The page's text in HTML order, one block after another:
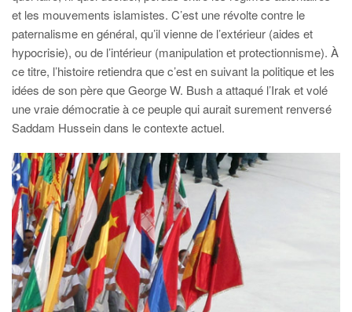
et les mouvements islamistes. C’est une révolte contre le
paternalisme en général, qu’il vienne de l’extérieur (aides et
hypocrisie), ou de l’intérieur (manipulation et protectionnisme). À
ce titre, l’histoire retiendra que c’est en suivant la politique et les
idées de son père que George W. Bush a attaqué l’Irak et volé
une vraie démocratie à ce peuple qui aurait surement renversé
Saddam Hussein dans le contexte actuel.